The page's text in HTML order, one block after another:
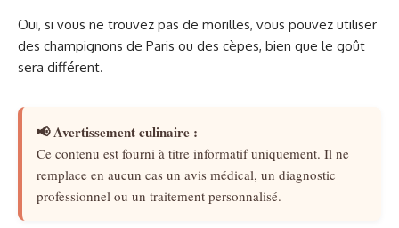
Oui, si vous ne trouvez pas de morilles, vous pouvez utiliser
des champignons de Paris ou des cèpes, bien que le goût
sera différent.
📢 Avertissement culinaire :
Ce contenu est fourni à titre informatif uniquement. Il ne
remplace en aucun cas un avis médical, un diagnostic
professionnel ou un traitement personnalisé.